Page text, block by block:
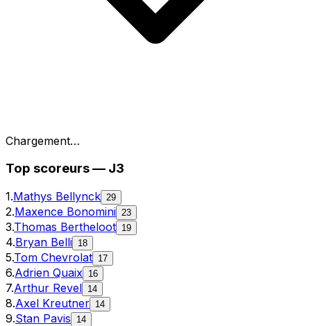
Chargement…
Top scoreurs— J3
1.Mathys Bellynck 29
2.Maxence Bonomini 23
3.Thomas Bertheloot 19
4.Bryan Belli 18
5.Tom Chevrolat 17
6.Adrien Quaix 16
7.Arthur Revel 14
8.Axel Kreutner 14
9.Stan Pavis 14